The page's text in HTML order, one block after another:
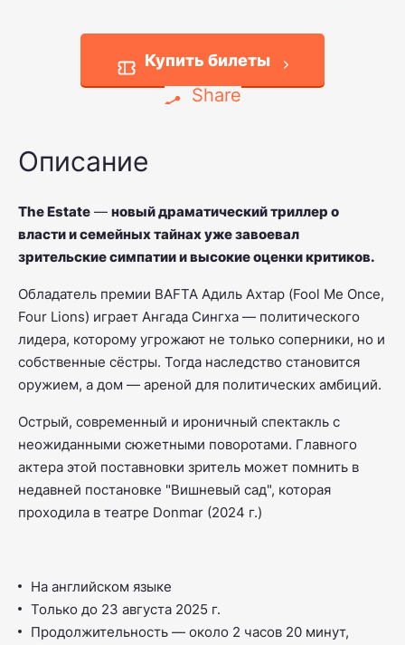
Купить билеты
Share
Описание
The Estate — новый драматический триллер о
власти и семейных тайнах уже завоевал
зрительские симпатии и высокие оценки критиков.
Обладатель премии BAFTA Адиль Ахтар (Fool Me Once,
Four Lions) играет Ангада Сингха — политического
лидера, которому угрожают не только соперники, но и
собственные сёстры. Тогда наследство становится
оружием, а дом — ареной для политических амбиций.
Острый, современный и ироничный спектакль с
неожиданными сюжетными поворотами. Главного
актера этой поставновки зритель может помнить в
недавней постановке "Вишневый сад", которая
проходила в театре Donmar (2024 г.)
На английском языке
Только до 23 августа 2025 г.
Продолжительность — около 2 часов 20 минут,